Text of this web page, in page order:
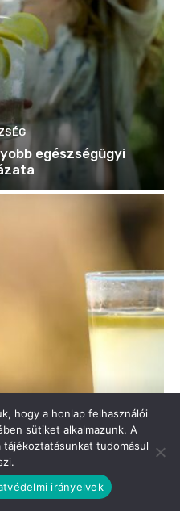
hogy a honlap felhasználói
sütiket alkalmazunk. A
tájékoztatásunkat tudomásul
irányelvek